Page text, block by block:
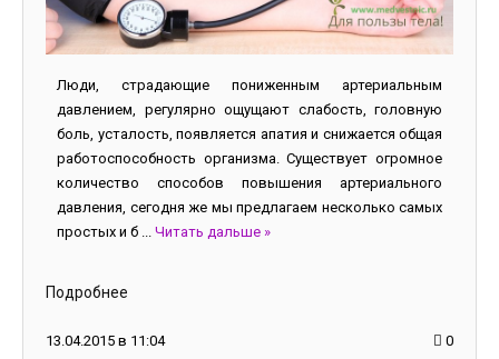
Люди, страдающие пониженным артериальным
давлением, регулярно ощущают слабость, головную
боль, усталость, появляется апатия и снижается общая
работоспособность организма. Существует огромное
количество способов повышения артериального
давления, сегодня же мы предлагаем несколько самых
простых и б
Читать дальше »
Подробнее
13.04.2015 в 11:04 0